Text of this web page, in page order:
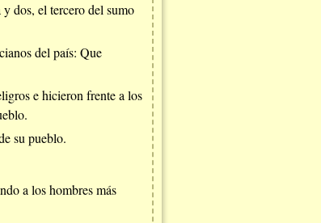
dos, el tercero del sumo
del país: Que
e hicieron frente a los
su pueblo.
a los hombres más